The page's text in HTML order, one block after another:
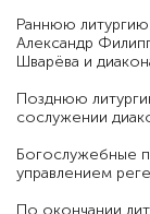
Раннюю литургию
Александр
Шварёва и
Позднюю
сослужении
Богослужебные
управлением
По окончании